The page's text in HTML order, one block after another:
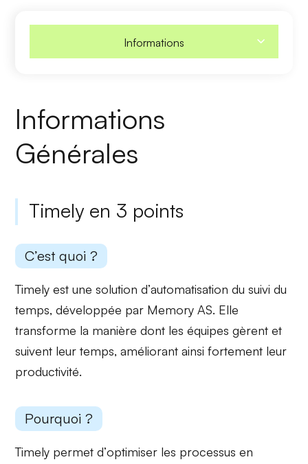
Informations
Informations
Générales
Timely en 3 points
C’est quoi ?
Timely est une solution d’automatisation du suivi du
temps, développée par Memory AS. Elle
transforme la manière dont les équipes gèrent et
suivent leur temps, améliorant ainsi fortement leur
productivité.
Pourquoi ?
Timely permet d’optimiser les processus en